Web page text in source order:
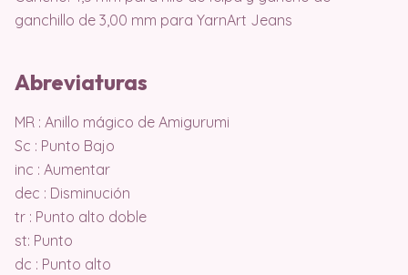
ganchillo de 3,00 mm para YarnArt Jeans
Abreviaturas
MR : Anillo mágico de Amigurumi
Sc : Punto Bajo
inc : Aumentar
dec : Disminución
tr : Punto alto doble
st: Punto
dc : Punto alto